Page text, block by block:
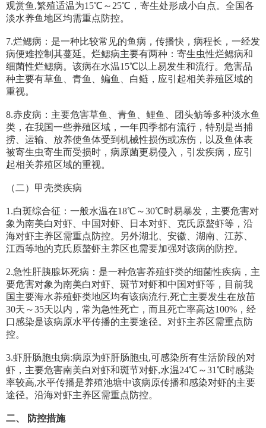
观赏鱼,繁殖适温为15℃～25℃，寄生处形成小白点。全国各
淡水养鱼地区均需重点防控。
7.烂鳃病：是一种比较常见的鱼病，传播快，病程长，一经发
病便难控制其蔓延。烂鳃病主要有两种：寄生虫性烂鳃病和
细菌性烂鳃病。该病在水温15℃以上易发生和流行。危害品
种主要有草鱼、青鱼、鳊鱼、白鲢，应引起相关养殖区域的
重视。
8.赤皮病：主要危害草鱼、青鱼、鲤鱼、团头鲂等多种淡水鱼
类，在我国一些养殖区域，一年四季都有流行，特别是当捕
捞、运输、放养使鱼体受到机械性损伤或冻伤，以及鱼体表
被寄生虫寄生而受损时，病原菌更易侵入，引发疾病，应引
起相关养殖区域的重视。
（二）甲壳类疾病
1.白斑综合征：一般水温在18℃～30℃时易暴发，主要危害对
象为南美白对虾、中国对虾、日本对虾、克氏原螯虾等，沿
海对虾主养区需重点防控。另外湖北、安徽、湖南、江苏、
江西等地的克氏原螯虾主养区也需要加强对该病的防控。
2.急性肝胰腺坏死病：是一种危害养殖虾类的细菌性疾病，主
要危害对象为南美白对虾、斑节对虾和中国对虾等，目前我
国主要海水养殖虾类地区均有该病流行,死亡主要发生在放苗
30天～35天以内，常为急性死亡，而且死亡率高达100%，经
口感染是该病原水平传播的主要途径。对虾主养区需重点防
控。
3.虾肝肠胞虫病:病原为虾肝肠胞虫,可感染所有生活阶段的对
虾，主要危害南美白对虾和斑节对虾,水温24℃～31℃时感染
率较高,水平传播是养殖池塘中该病原传播和感染对虾的主要
途径。沿海对虾主养区需重点防控。
二、 防控措施